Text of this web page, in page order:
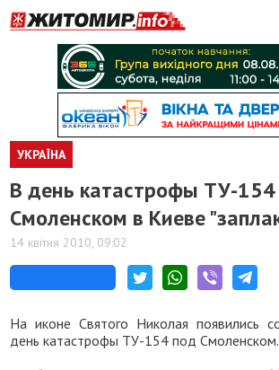
УКРАЇНА
В день катастрофы ТУ-
Смоленском в Киеве
14 квітня 2010, 09:02
На иконе Святого Николая появились
день катастрофы ТУ-154 под Смоленском.